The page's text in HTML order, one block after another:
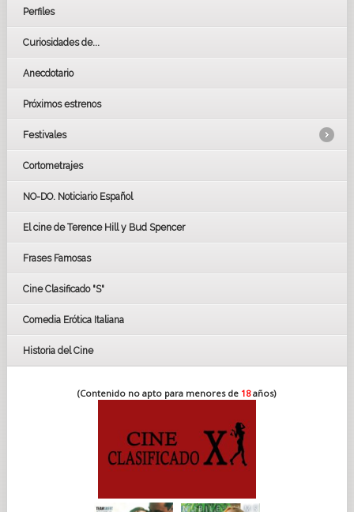
Perfiles
Curiosidades de...
Anecdotario
Próximos estrenos
Festivales
LOS OSCARS
GOYAS
BAFTA
Cortometrajes
NO-DO. Noticiario Español
El cine de Terence Hill y Bud Spencer
Frases Famosas
Cine Clasificado "S"
Comedia Erótica Italiana
Historia del Cine
(Contenido no apto para menores de 18años)